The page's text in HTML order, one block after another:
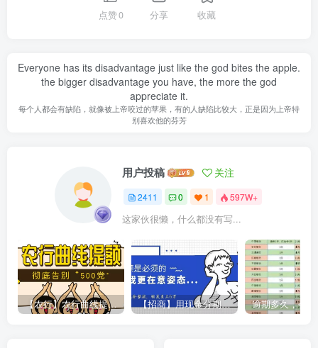
点赞0 分享 收藏
Everyone has its disadvantage just like the god bites the apple.
the bigger disadvantage you have, the more the god
appreciate it.
每个人都会有缺陷，就像被上帝咬过的苹果，有的人缺陷比较大，正是因为上帝特
别喜欢他的芬芳
用户投稿 关注
2411 0 1 597W+
这家伙很懒，什么都没有写...
【农行】农行曲线提额，彻底告别“500党” 【招商】用现金分期提额，额度直上6万